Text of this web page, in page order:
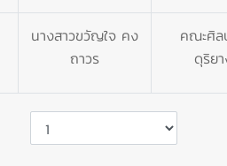
นางสาวขวัญใจ คง
ถาวร
คณะศิล
ดุริย